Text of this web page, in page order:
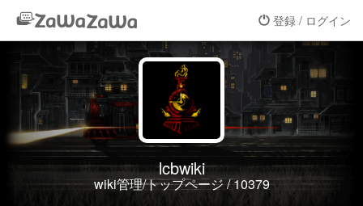
登録 / ログイン
lcbwiki
wiki管理/トップページ / 10379